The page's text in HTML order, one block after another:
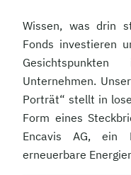
Wissen, was drin
Fonds investieren
Unternehmen.
Porträt“ stellt in
Form eines
Encavis AG, ein
erneuerbare